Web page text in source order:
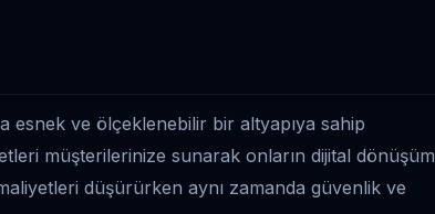
esnek ve ölçeklenebilir bir altyapıya sahip
müşterilerinize sunarak onların dijital dönüşüm
düşürürken aynı zamanda güvenlik ve